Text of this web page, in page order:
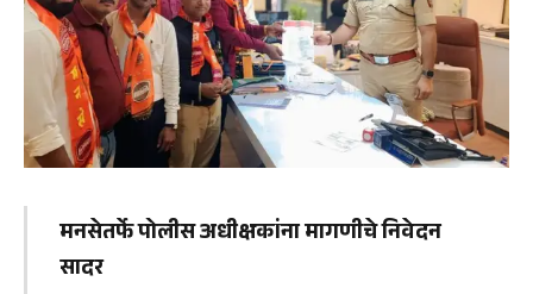
मनसेतर्फे पोलीस अधीक्षकांना मागणीचे निवेदन
सादर